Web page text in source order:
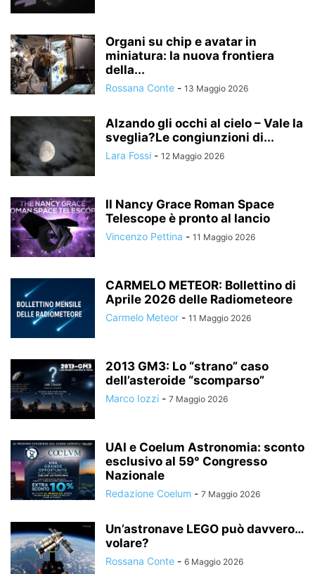
Organi su chip e avatar in
miniatura: la nuova frontiera
della...
Rossana Conte - 13 Maggio 2026
Alzando gli occhi al cielo – Vale la
sveglia?Le congiunzioni di...
Lara Fossi - 12 Maggio 2026
Il Nancy Grace Roman Space
Telescope è pronto al lancio
Vincenzo Pettina - 11 Maggio 2026
CARMELO METEOR: Bollettino di
Aprile 2026 delle Radiometeore
Carmelo Meteor - 11 Maggio 2026
2013 GM3: Lo “strano” caso
dell’asteroide “scomparso”
Marco Iozzi - 7 Maggio 2026
UAI e Coelum Astronomia: sconto
esclusivo al 59° Congresso
Nazionale
Redazione Coelum - 7 Maggio 2026
Un’astronave LEGO può davvero…
volare?
Rossana Conte - 6 Maggio 2026